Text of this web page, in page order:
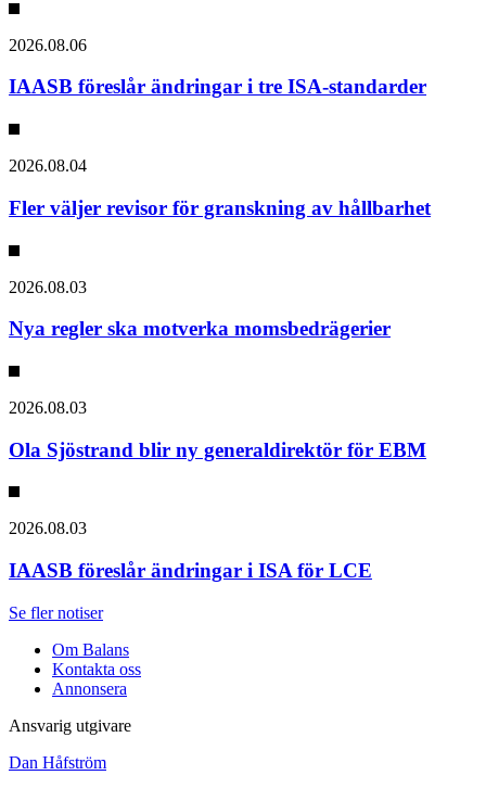
2026.08.06
IAASB föreslår ändringar i tre ISA-standarder
2026.08.04
Fler väljer revisor för granskning av hållbarhet
2026.08.03
Nya regler ska motverka momsbedrägerier
2026.08.03
Ola Sjöstrand blir ny generaldirektör för EBM
2026.08.03
IAASB föreslår ändringar i ISA för LCE
Se fler notiser
Om Balans
Kontakta oss
Annonsera
Ansvarig utgivare
Dan Håfström